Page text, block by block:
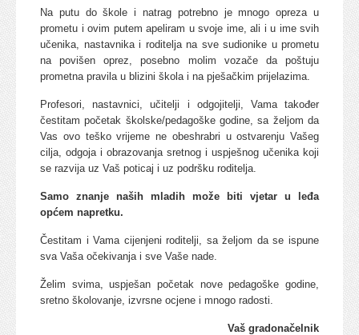
Na putu do škole i natrag potrebno je mnogo opreza u
prometu i ovim putem apeliram u svoje ime, ali i u ime svih
učenika, nastavnika i roditelja na sve sudionike u prometu
na povišen oprez, posebno molim vozače da poštuju
prometna pravila u blizini škola i na pješačkim prijelazima.
Profesori, nastavnici, učitelji i odgojitelji, Vama također
čestitam početak školske/pedagoške godine, sa željom da
Vas ovo teško vrijeme ne obeshrabri u ostvarenju Vašeg
cilja, odgoja i obrazovanja sretnog i uspješnog učenika koji
se razvija uz Vaš poticaj i uz podršku roditelja.
Samo znanje naših mladih može biti vjetar u leđa
općem napretku.
Čestitam i Vama cijenjeni roditelji, sa željom da se ispune
sva Vaša očekivanja i sve Vaše nade.
Želim svima, uspješan početak nove pedagoške godine,
sretno školovanje, izvrsne ocjene i mnogo radosti.
Vaš gradonačelnik